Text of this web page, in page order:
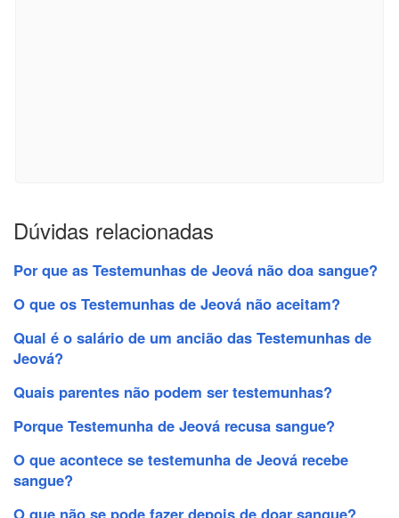
Dúvidas relacionadas
Por que as Testemunhas de Jeová não doa sangue?
O que os Testemunhas de Jeová não aceitam?
Qual é o salário de um ancião das Testemunhas de
Jeová?
Quais parentes não podem ser testemunhas?
Porque Testemunha de Jeová recusa sangue?
O que acontece se testemunha de Jeová recebe
sangue?
O que não se pode fazer depois de doar sangue?